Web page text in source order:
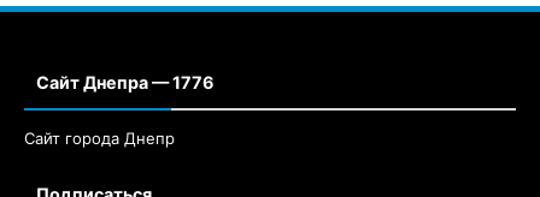
Сайт Днепра — 1776
Сайт города Днепр